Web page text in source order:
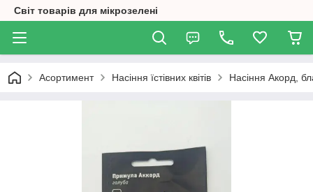
Світ товарів для мікрозелені
Асортимент Насіння їстівних квітів Насіння Акорд,